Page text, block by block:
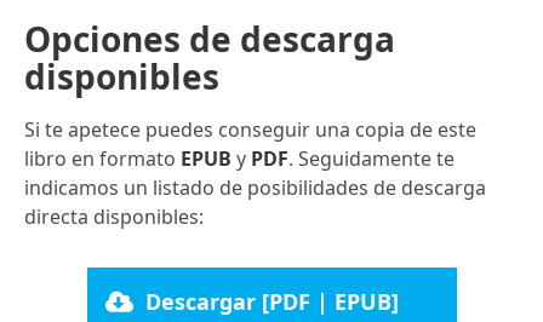
Opciones de descarga
disponibles
Si te apetece puedes conseguir una copia de este
libro en formato EPUB y PDF. Seguidamente te
indicamos un listado de posibilidades de descarga
directa disponibles:
Descargar [PDF | EPUB]